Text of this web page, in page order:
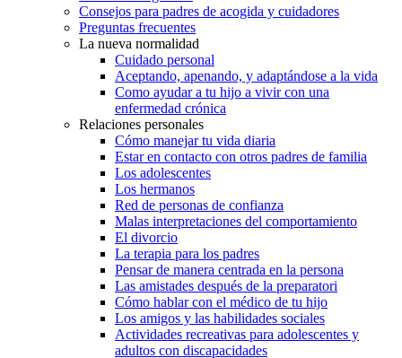
Consejos para padres de acogida y cuidadores
Preguntas frecuentes
La nueva normalidad
Cuidado personal
Aceptando, apenando, y adaptándose a la vida
Como ayudar a tu hijo a vivir con una
enfermedad crónica
Relaciones personales
Cómo manejar tu vida diaria
Estar en contacto con otros padres de familia
Los adolescentes
Los hermanos
Red de personas de confianza
Malas interpretaciones del comportamiento
El divorcio
La terapia para los padres
Pensar de manera centrada en la persona
Las amistades después de la preparatori
Cómo hablar con el médico de tu hijo
Los amigos y las habilidades sociales
Actividades recreativas para adolescentes y
adultos con discapacidades